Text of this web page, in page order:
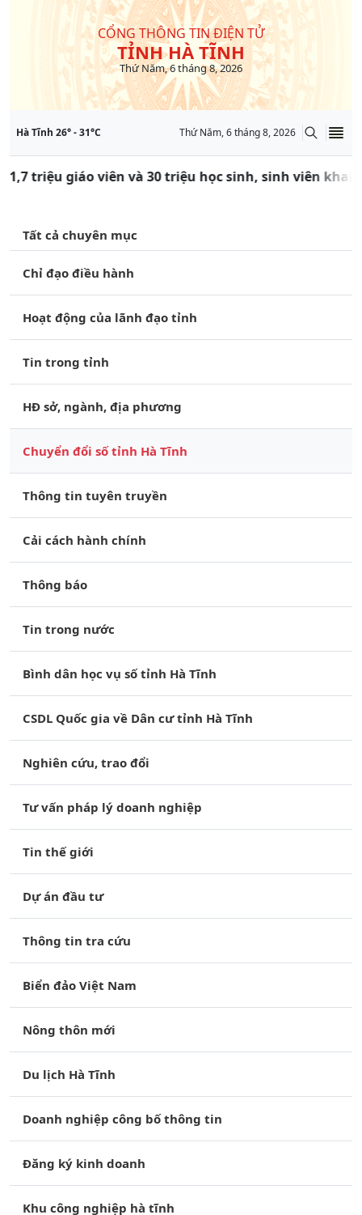
CỔNG THÔNG TIN ĐIỆN TỬ
TỈNH HÀ TĨNH
Thứ Năm, 6 tháng 8, 2026
Hà Tĩnh 26° -31°C Thứ Năm, 6 tháng 8, 2026
1,7 triệu giáo viên và 30 triệu học sinh, sinh viên khai
Tất cả chuyên mục
Chỉ đạo điều hành
Hoạt động của lãnh đạo tỉnh
Tin trong tỉnh
HĐ sở, ngành, địa phương
Chuyển đổi số tỉnh Hà Tĩnh
Thông tin tuyên truyền
Cải cách hành chính
Thông báo
Tin trong nước
Bình dân học vụ số tỉnh Hà Tĩnh
CSDL Quốc gia về Dân cư tỉnh Hà Tĩnh
Nghiên cứu, trao đổi
Tư vấn pháp lý doanh nghiệp
Tin thế giới
Dự án đầu tư
Thông tin tra cứu
Biển đảo Việt Nam
Nông thôn mới
Du lịch Hà Tĩnh
Doanh nghiệp công bố thông tin
Đăng ký kinh doanh
Khu công nghiệp hà tĩnh